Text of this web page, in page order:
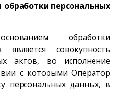
обработки персональных
обработки
является совокупность
актов, во исполнение
с которыми Оператор
персональных данных, в